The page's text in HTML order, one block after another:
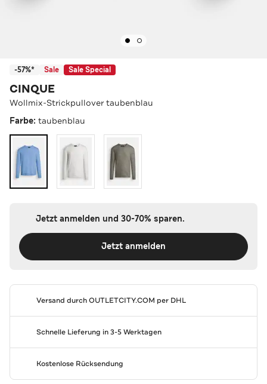
-57%* Sale Sale Special
CINQUE
Wollmix-Strickpullover taubenblau
Farbe: taubenblau
Jetzt anmelden und 30-70% sparen.
Jetzt anmelden
Versand durchOUTLETCITY.COM per DHL
Schnelle Lieferung in 3-5 Werktagen
Kostenlose Rücksendung